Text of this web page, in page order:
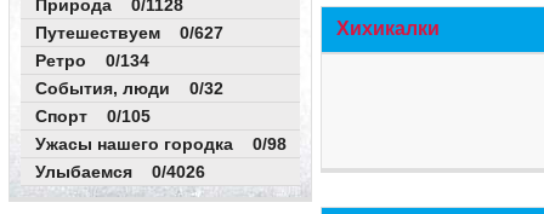
Природа 0/1128
Путешествуем 0/627
Ретро 0/134
События, люди 0/32
Спорт 0/105
Ужасы нашего городка 0/98
Улыбаемся 0/4026
Хихикалки